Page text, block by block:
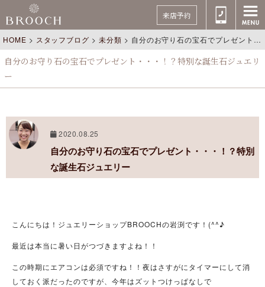
来店予約
HOME > スタッフブログ >未分類 > 自分のお守り石の宝石でプレゼント・・・！？特別な誕生石ジュエリー
自分のお守り石の宝石でプレゼント・・・！？特別な誕生石ジュエリ
ー
2020.08.25
自分のお守り石の宝石でプレゼント・・・！？特別
な誕生石ジュエリー
こんにちは！ジュエリーショップBROOCHの岩渕です！(^^♪
最近は本当に暑い日がつづきますよね！！
この時期にエアコンは必須ですね！！夜はさすがにタイマーにして消
しておく派だったのですが、今年はズットつけっぱなしで